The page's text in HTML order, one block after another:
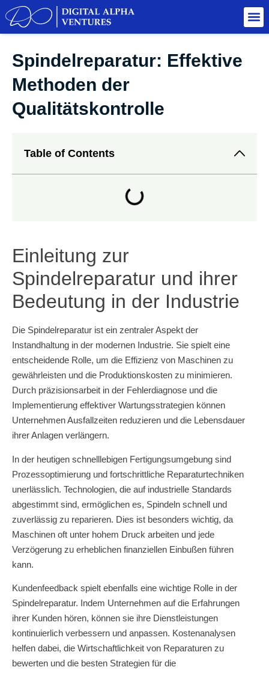
Spindelreparatur: Effektive
Methoden der
Qualitätskontrolle
Table of Contents
Einleitung zur
Spindelreparatur und ihrer
Bedeutung in der Industrie
Die Spindelreparatur ist ein zentraler Aspekt der
Instandhaltung in der modernen Industrie. Sie spielt eine
entscheidende Rolle, um die Effizienz von Maschinen zu
gewährleisten und die Produktionskosten zu minimieren.
Durch präzisionsarbeit in der Fehlerdiagnose und die
Implementierung effektiver Wartungsstrategien können
Unternehmen Ausfallzeiten reduzieren und die Lebensdauer
ihrer Anlagen verlängern.
In der heutigen schnelllebigen Fertigungsumgebung sind
Prozessoptimierung und fortschrittliche Reparaturtechniken
unerlässlich. Technologien, die auf industrielle Standards
abgestimmt sind, ermöglichen es, Spindeln schnell und
zuverlässig zu reparieren. Dies ist besonders wichtig, da
Maschinen oft unter hohem Druck arbeiten und jede
Verzögerung zu erheblichen finanziellen Einbußen führen
kann.
Kundenfeedback spielt ebenfalls eine wichtige Rolle in der
Spindelreparatur. Indem Unternehmen auf die Erfahrungen
ihrer Kunden hören, können sie ihre Dienstleistungen
kontinuierlich verbessern und anpassen. Kostenanalysen
helfen dabei, die Wirtschaftlichkeit von Reparaturen zu
bewerten und die besten Strategien für die